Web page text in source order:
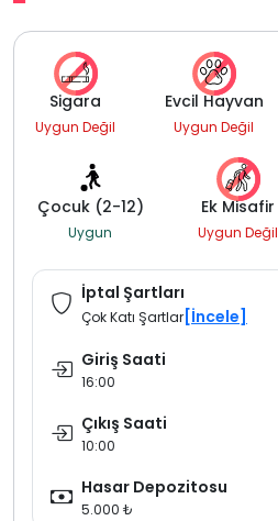
Sigara
Uygun Değil
Evcil Hayvan
Uygun Değil
Çocuk (2-12)
Uygun
Ek Misafir
Uygun Değil
İptal Şartları
Çok Katı Şartlar [İncele]
Giriş Saati
16:00
Çıkış Saati
10:00
Hasar Depozitosu
5.000 ₺